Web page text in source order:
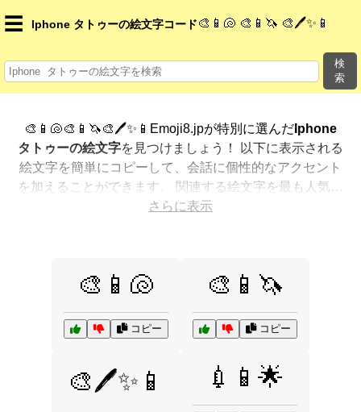
☰ Iphone タトゥーの絵文字コード 🎨📱🐚 🎨📱🦄 🎨🖊️✨📱
検
索
🎨📱🐚🎨📱🦄🎨🖊️✨📱Emoji8.jpが特別に選んだ Iphone
タトゥーの絵文字を見つけましょう！ 以下に表示される
絵文字を簡単にコピーして、会話に個性的なアクセント
を加えることができます。 関連する絵文字を最も人気の
ある順に表示しました。さらに多くのオプションが欲し
さらに表示
🎨📱🐚
コピー
🎨📱🦄
コピー
🎨🖊️✨📱 💉📱🌟